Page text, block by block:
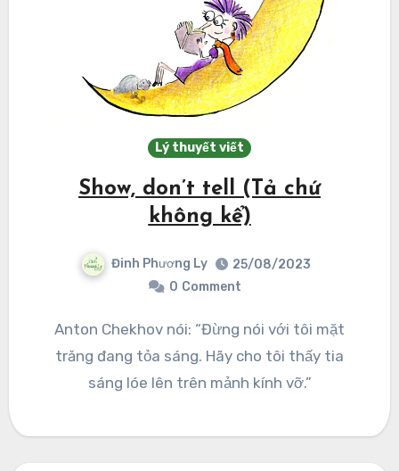
Lý thuyết viết
Show, don’t tell (Tả chứ
không kể)
Đinh Phương Ly
25/08/2023
0 Comment
Anton Chekhov nói: “Đừng nói với tôi mặt
trăng đang tỏa sáng. Hãy cho tôi thấy tia
sáng lóe lên trên mảnh kính vỡ.”